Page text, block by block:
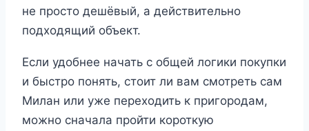
не просто дешёвый, а действительно
подходящий объект.
Если удобнее начать с общей логики покупки
и быстро понять, стоит ли вам смотреть сам
Милан или уже переходить к пригородам,
можно сначала пройти короткую